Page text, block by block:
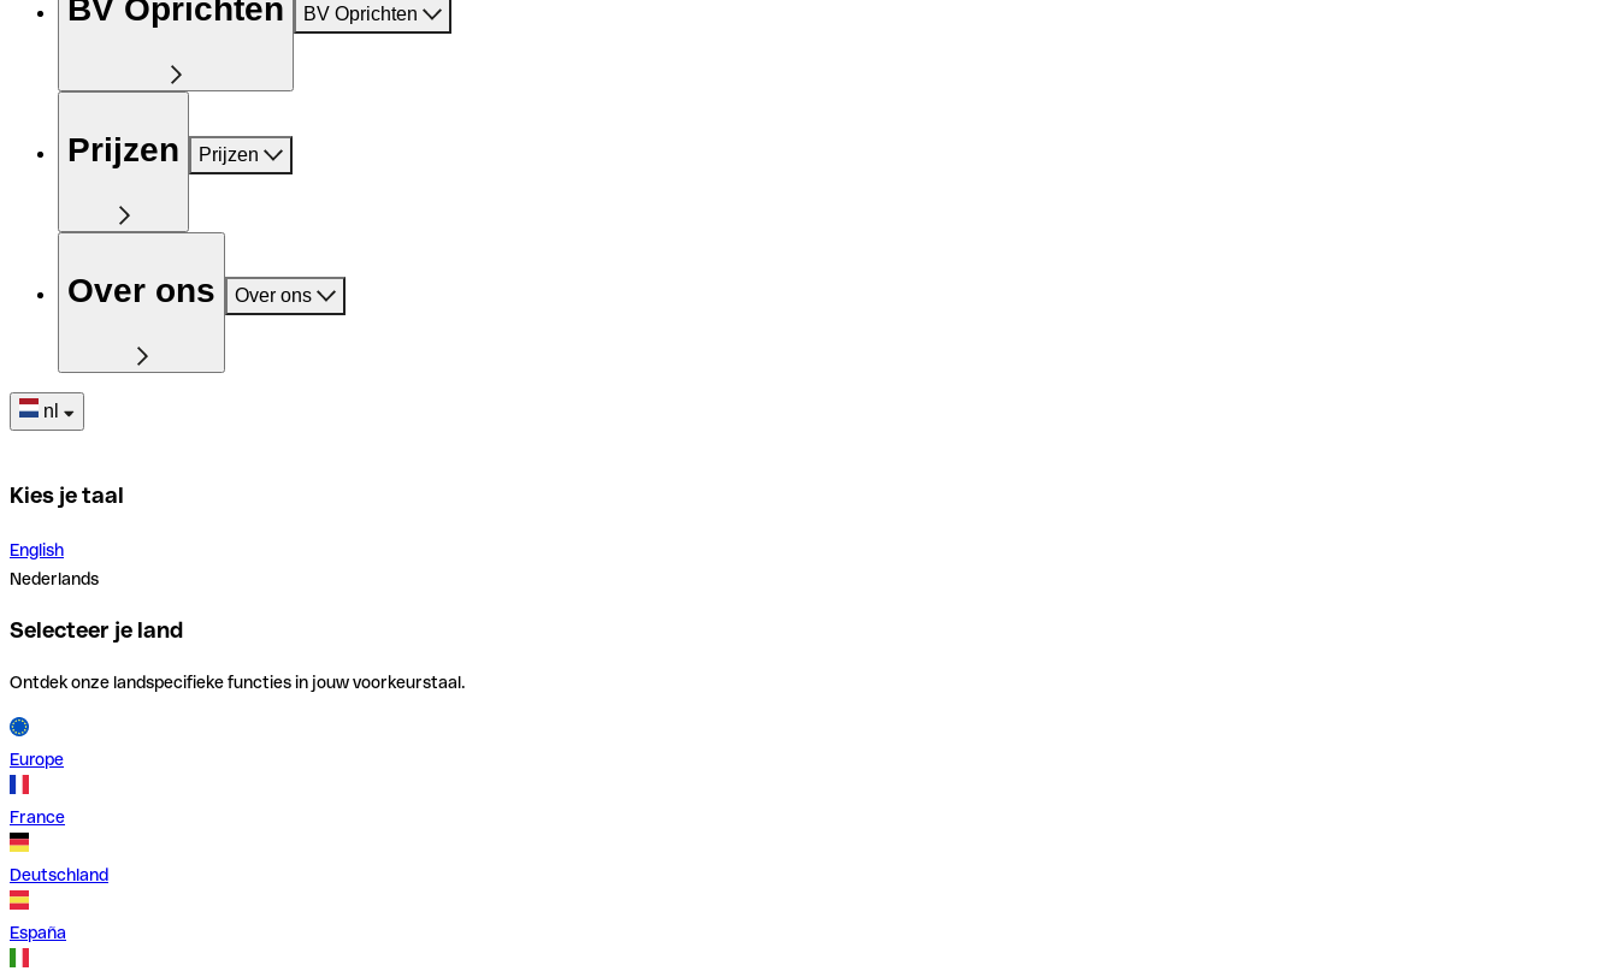
BV Oprichten BV Oprichten
Prijzen Prijzen
Over ons Over ons
nl
Kies je taal
English
Nederlands
Selecteer je land
Ontdek onze landspecifieke functies in jouw voorkeurstaal.
Europe
France
Deutschland
España